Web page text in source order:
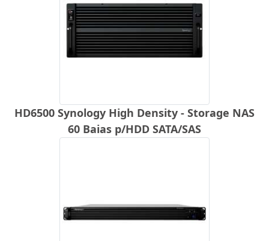
HD6500 Synology High Density - Storage NAS
60 Baias p/HDD SATA/SAS